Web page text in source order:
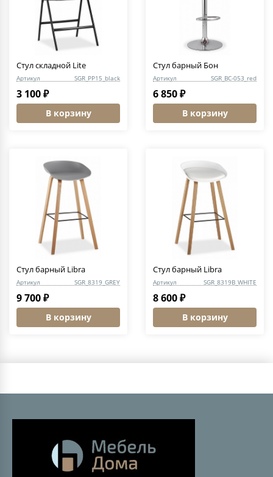
Стул складной Lite
Артикул SGR_PP15_black
3 100 ₽
В корзину
Стул барный Бон
Артикул SGR_BC-053_red
6 850 ₽
В корзину
Стул барный Libra
Артикул SGR_8319_GREY
9 700 ₽
В корзину
Стул барный Libra
Артикул SGR_8319B_WHITE
8 600 ₽
В корзину